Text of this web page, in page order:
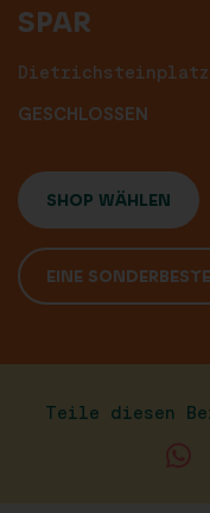
SPAR
Dietrichsteinplatz
GESCHLOSSEN
SHOP WÄHLEN
EINE
Teile diesen